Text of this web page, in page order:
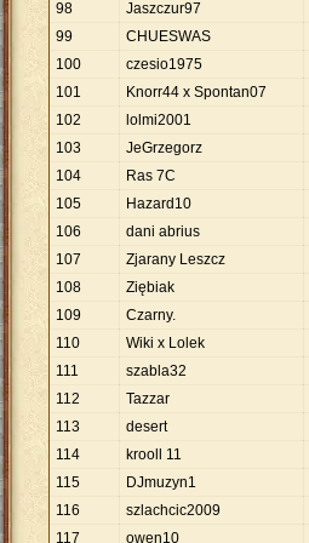
98 Jaszczur97
99
CHUESWAS
100
czesio1975
101
Knorr44 x Spontan07
102
lolmi2001
103
JeGrzegorz
104
Ras 7C
105
Hazard10
106
dani abrius
107
Zjarany Leszcz
108
Ziębiak
109
Czarny.
110
Wiki x Lolek
111
szabla32
112
Tazzar
113
desert
114
krooll 11
115
DJmuzyn1
116
szlachcic2009
117
owen10